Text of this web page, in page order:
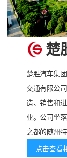
楚
楚胜汽车集
交通有限公
造、销售和
业。公司坐
之都的随州
点击查看